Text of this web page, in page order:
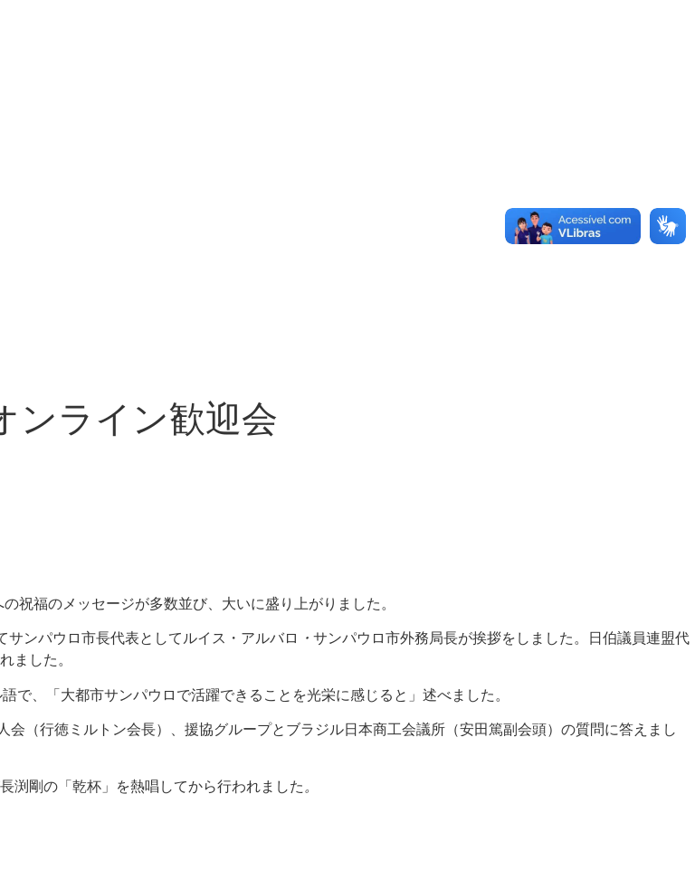
ンライン歓迎会
祝福のメッセージが多数並び、大いに盛り上がりました。
ンパウロ市長代表としてルイス・アルバロ ・ サンパウロ市外務局長が挨拶をしました。日伯議員連盟代
ました。
、「大都市サンパウロで活躍できることを光栄に感じると」述べました。
（行徳ミルトン会長）、援協グループとブラジル日本商工会議所（安田篤副会頭）の質問に答えまし
渕剛の「乾杯」を熱唱してから行われました 。